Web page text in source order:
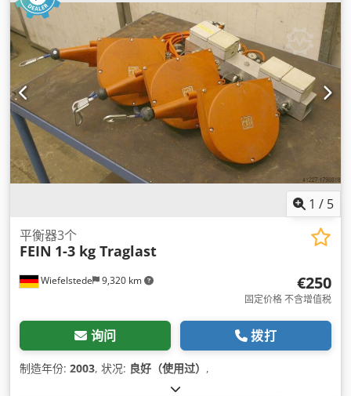
1 / 5
Wiefelstede 9,320 km
平衡器3个
FEIN 1-3 kg Traglast
€250
固定价格 不含增值税
询问 拨打
制造年份: 2003, 状况: 良好（使用过） ,